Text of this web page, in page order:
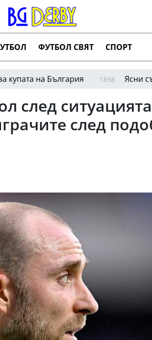
ФУТБОЛ СВЯТ СПОРТ
на България 13:56 Ясни
след
след